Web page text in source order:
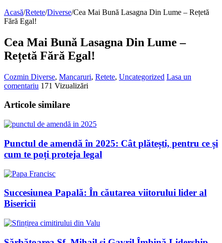
Acasă/Retete/Diverse/Cea Mai Bună Lasagna Din Lume – Rețetă
Fără Egal!
Cea Mai Bună Lasagna Din Lume –
Rețetă Fără Egal!
Cozmin Diverse, Mancaruri, Retete, Uncategorized Lasa un
comentariu 171 Vizualizări
Articole similare
Punctul de amendă în 2025: Cât plătești, pentru ce și
cum te poți proteja legal
Succesiunea Papală: În căutarea viitorului lider al
Bisericii